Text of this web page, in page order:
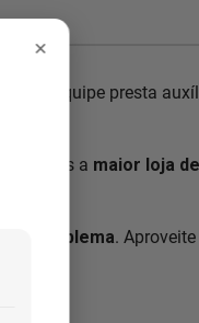
×
equipe presta
Somos a maior loja
problema.